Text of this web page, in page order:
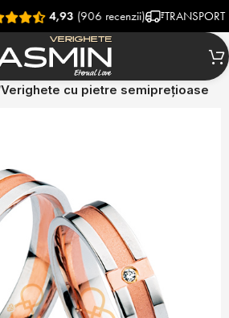
4,93(906 recenzii) TRANSPORT RAPID
Verighete cu pietre semiprețioase